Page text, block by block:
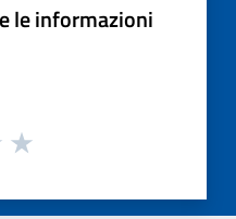
le informazioni